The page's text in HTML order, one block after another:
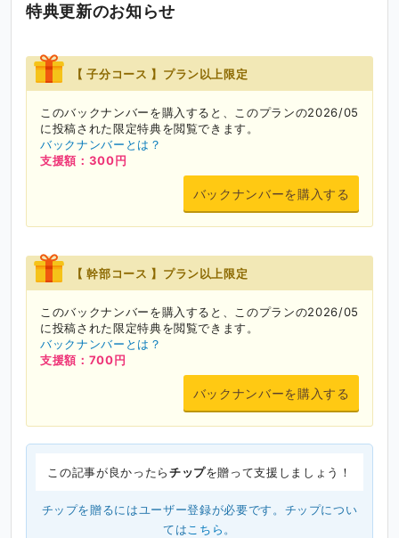
特典更新のお知らせ
【 子分コース 】プラン以上限定
このバックナンバーを購入すると、このプランの2026/05
に投稿された限定特典を閲覧できます。
バックナンバーとは？
支援額：300円
バックナンバーを購入する
【 幹部コース 】プラン以上限定
このバックナンバーを購入すると、このプランの2026/05
に投稿された限定特典を閲覧できます。
バックナンバーとは？
支援額：700円
バックナンバーを購入する
この記事が良かったらチップを贈って支援しましょう！
チップを贈るにはユーザー登録が必要です。チップについ
てはこちら。